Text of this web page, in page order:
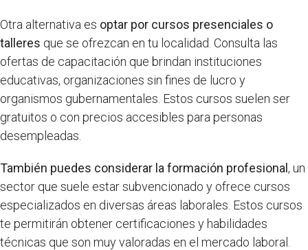
Otra alternativa es optar por cursos presenciales o
talleres que se ofrezcan en tu localidad. Consulta las
ofertas de capacitación que brindan instituciones
educativas, organizaciones sin fines de lucro y
organismos gubernamentales. Estos cursos suelen ser
gratuitos o con precios accesibles para personas
desempleadas.
También puedes considerar la formación profesional , un
sector que suele estar subvencionado y ofrece cursos
especializados en diversas áreas laborales. Estos cursos
te permitirán obtener certificaciones y habilidades
técnicas que son muy valoradas en el mercado laboral.